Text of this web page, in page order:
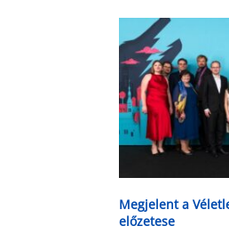
Megjelent a
előzetese